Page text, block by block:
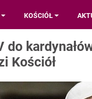
KOŚCIÓŁ
do
Kościół